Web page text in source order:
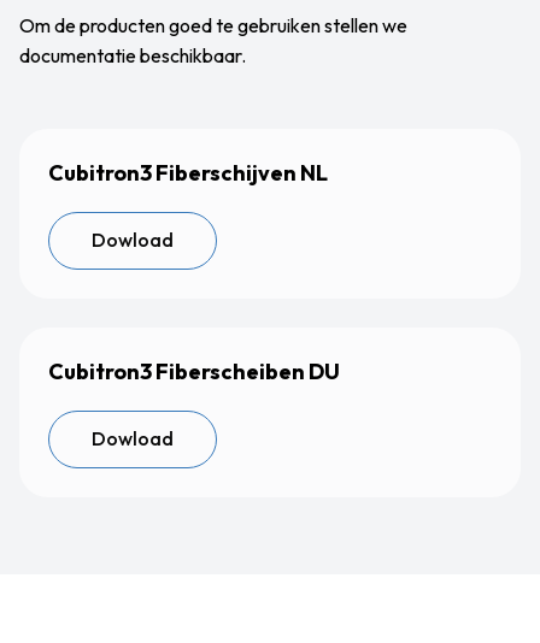
Om de producten goed te gebruiken stellen we
documentatie beschikbaar.
Cubitron3 Fiberschijven NL
Dowload
Cubitron3 Fiberscheiben DU
Dowload